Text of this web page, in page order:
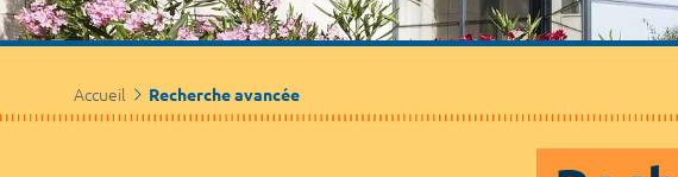
Accueil Recherche avancée